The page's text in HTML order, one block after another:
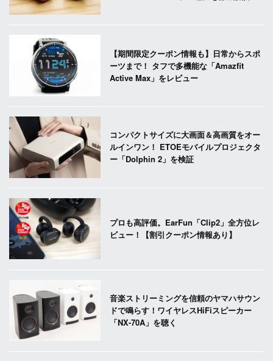
【期間限定クーポン情報も】日常からスポ
ーツまで！ タフで多機能な「Amazfit
Active Max」をレビュー
コンパクトサイズに大画面＆高画質をオー
ルインワン！ ETOEモバイルプロジェクタ
ー「Dolphin 2」を検証
プロも高評価。EarFun「Clip2」全方位レ
ビュー！【割引クーポン情報あり】
音楽ストリーミングを信頼のヤマハサウン
ドで鳴らす！ワイヤレスHiFiスピーカー
「NX-70A」を聴く